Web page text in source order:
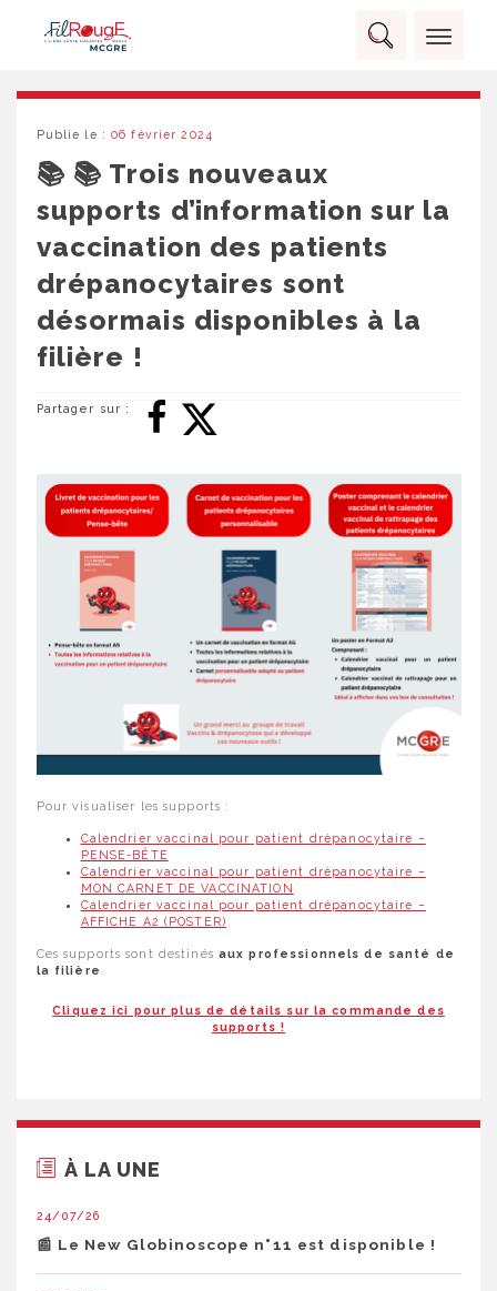
content
Rechercher :
RECHERCHER
Publie le :06 février 2024
📚 📚 Trois nouveaux
supports d’information sur la
vaccination des patients
drépanocytaires sont
désormais disponibles à la
filière !
Partager sur :
Pour visualiser les supports :
Calendrier vaccinal pour patient drépanocytaire –
PENSE-BÊTE
Calendrier vaccinal pour patient drépanocytaire –
MON CARNET DE VACCINATION
Calendrier vaccinal pour patient drépanocytaire –
AFFICHE A2 (POSTER)
Ces supports sont destinés aux professionnels de santé de
la filière
Cliquez ici pour plus de détails sur la commande des
supports !
À LA UNE
24/07/26
📰 Le New Globinoscope n°11 est disponible !